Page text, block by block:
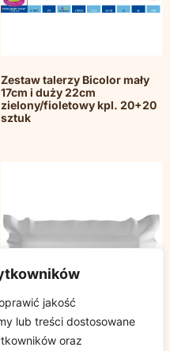
jakość
lub treści dostosowane
oraz
Zestaw talerzy Bicolor mały
17cm i duży 22cm
zielony/fioletowy kpl. 20+20
sztuk